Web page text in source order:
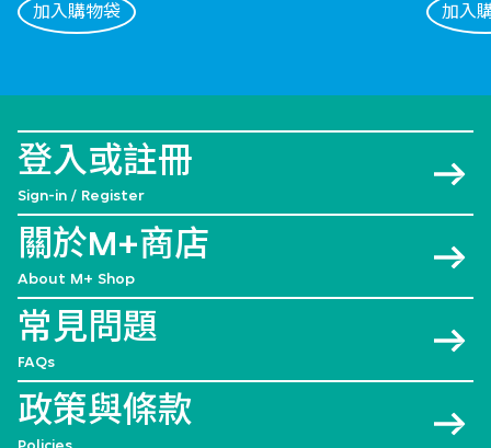
加入購物袋 加入
登入或註冊
Sign-in / Register
關於M+商店
About M+ Shop
常見問題
FAQs
政策與條款
Policies